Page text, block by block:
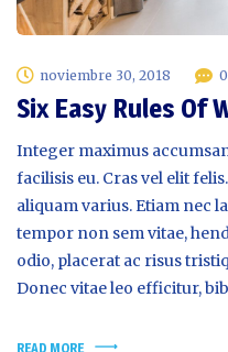
noviembre 30, 2018
Six Easy Rules Of
Integer maximus
facilisis eu. Cras vel elit
aliquam varius. Etiam nec
tempor non sem vitae,
odio, placerat ac risus
Donec vitae leo efficitur,
READ MORE